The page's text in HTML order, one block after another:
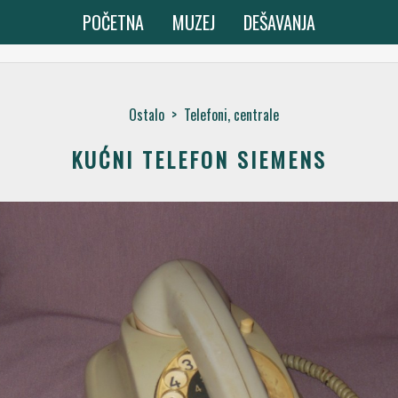
POČETNA MUZEJ DEŠAVANJA
Ostalo> Telefoni, centrale
KUĆNI TELEFON SIEMENS